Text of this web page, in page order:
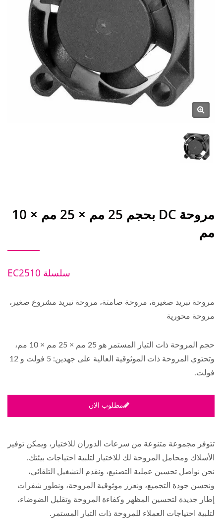
مروحة DC بحجم 25 مم × 25 مم × 10
مم
سلسلة EC2510
مروحة تبريد صغيرة، مروحة صامتة، مروحة تبريد مشروع صغير،
مروحة محورية
حجم المروحة ذات التيار المستمر هو 25 مم × 25 مم × 10 مم،
وتحتوي المروحة ذات الموثوقية العالية على جهدين: 5 فولت و 12
فولت.
مطلوب الان
تتوفر مجموعة متنوعة من سرعات الدوران للاختيار، ويمكن توفير
الأسلاك ومحامل المروحة لك للاختيار لتلبية احتياجات بيئتك.
نحن نواصل تحسين عملية التصنيع، ونقدم التشغيل التلقائي،
ونحسن جودة التجميع، ونعزز موثوقية المروحة، ونطور شفرات
إطار جديدة لتحسين المظهر وكفاءة المروحة وتقليل الضوضاء،
لتلبية احتياجات العملاء للمروحة ذات التيار المستمر.